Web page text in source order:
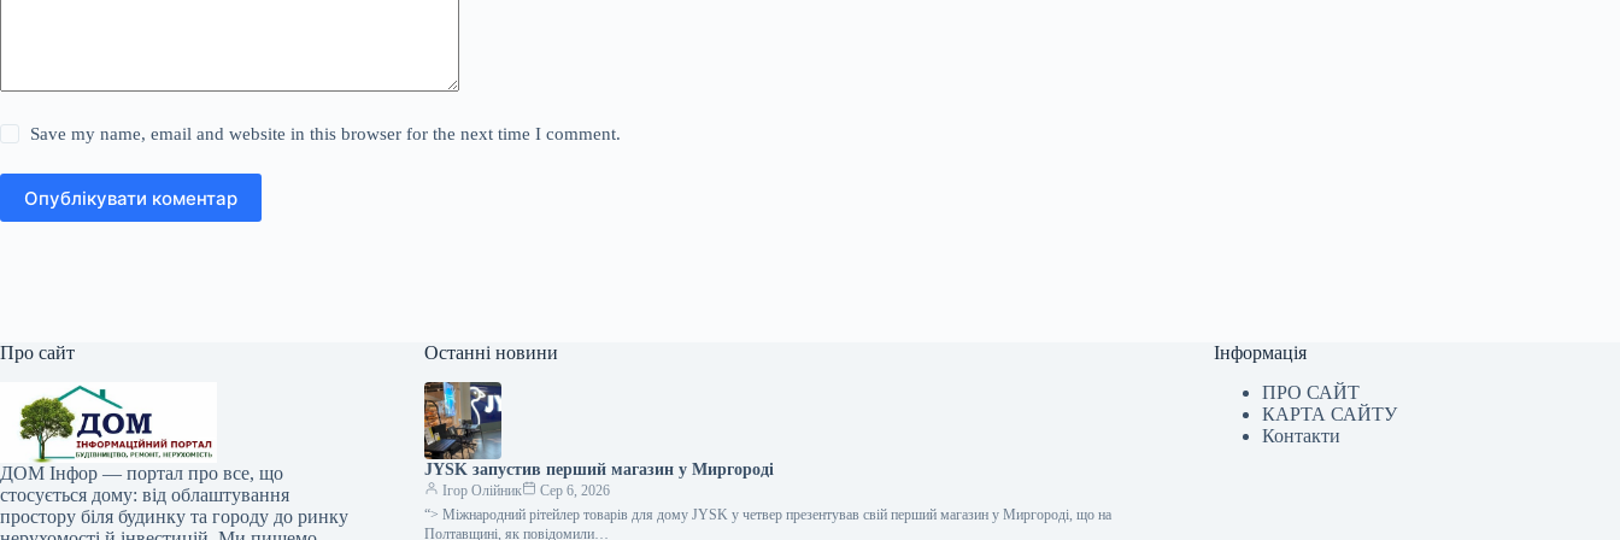
Save my name, email and website in this browser for the next time I comment.
Опублікувати коментар
Про сайт
ДОМ Інфор — портал про все, що
стосується дому: від облаштування
простору біля будинку та городу до ринку
Останні новини
JYSK запустив перший магазин у Миргороді
Ігор Олійник
Сер 6, 2026
“> Міжнародний рітейлер товарів для дому JYSK у четвер презентував свій перший магазин у Миргороді, що на
Полтавщині, як повідомили…
Інформація
ПРО САЙТ
КАРТА САЙТУ
Контакти